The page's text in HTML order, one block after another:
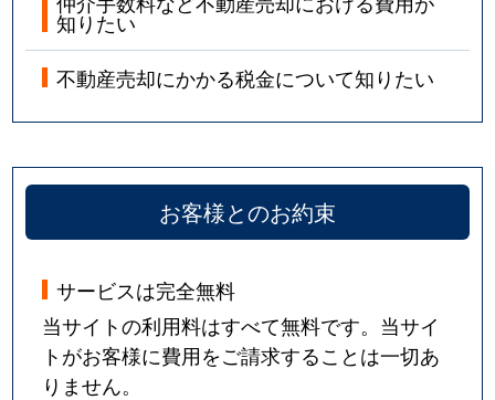
知りたい
不動産売却にかかる税金について知りたい
お客様とのお約束
サービスは完全無料
当サイトの利用料はすべて無料です。当サイ
トがお客様に費用をご請求することは一切あ
りません。